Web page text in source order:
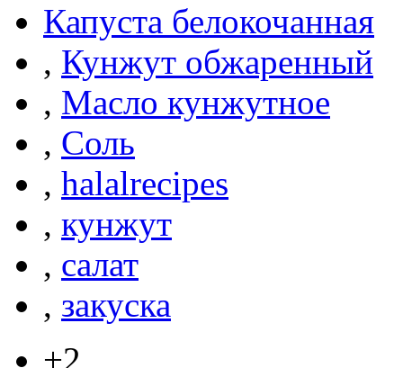
Капуста белокочанная
, Кунжут обжаренный
, Масло кунжутное
, Соль
, halalrecipes
, кунжут
, салат
, закуска
+2